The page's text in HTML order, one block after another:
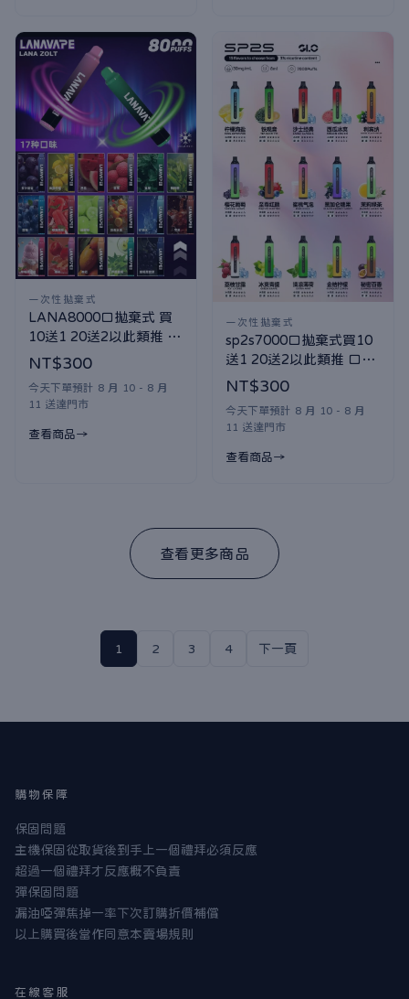
一次性拋棄式
LANA8000口拋棄式 買
10送1 20送2以此類推 口
味隨機贈送
NT$300
今天下單預計 8 月 10 - 8 月
11 送達門市
查看商品
一次性拋棄式
sp2s7000口拋棄式買10
送1 20送2以此類推 口味
隨機贈送
NT$300
今天下單預計 8 月 10 - 8 月
11 送達門市
查看商品
查看更多商品
1 2 3 4 下一頁
購物保障
保固問題
主機保固從取貨後到手上一個禮拜必須反應
超過一個禮拜才反應概不負責
彈保固問題
漏油啞彈焦掉一率下次訂購折價補償
以上購買後當作同意本賣場規則
在線客服